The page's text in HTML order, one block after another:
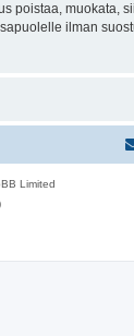
poistaa, muokata,
ilman
Limited